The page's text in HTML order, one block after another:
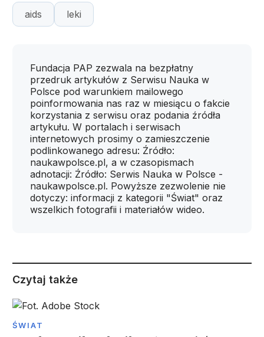
aids leki
Fundacja PAP zezwala na bezpłatny
przedruk artykułów z Serwisu Nauka w
Polsce pod warunkiem mailowego
poinformowania nas raz w miesiącu o fakcie
korzystania z serwisu oraz podania źródła
artykułu. W portalach i serwisach
internetowych prosimy o zamieszczenie
podlinkowanego adresu: Źródło:
naukawpolsce.pl, a w czasopismach
adnotacji: Źródło: Serwis Nauka w Polsce -
naukawpolsce.pl. Powyższe zezwolenie nie
dotyczy: informacji z kategorii "Świat" oraz
wszelkich fotografii i materiałów wideo.
Czytaj także
ŚWIAT